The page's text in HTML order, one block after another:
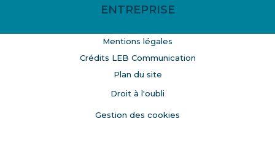
ENTREPRISE
Mentions légales
Crédits LEB Communication
Plan du site
Droit à l'oubli
Gestion des cookies